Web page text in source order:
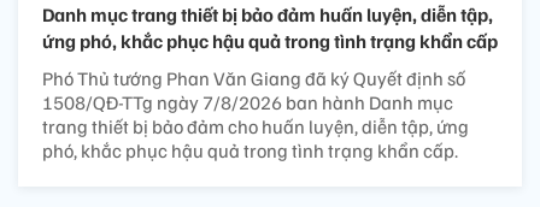
Danh mục trang thiết bị bảo đảm huấn luyện, diễn tập,
ứng phó, khắc phục hậu quả trong tình trạng khẩn cấp
Phó Thủ tướng Phan Văn Giang đã ký Quyết định số
1508/QĐ-TTg ngày 7/8/2026 ban hành Danh mục
trang thiết bị bảo đảm cho huấn luyện, diễn tập, ứng
phó, khắc phục hậu quả trong tình trạng khẩn cấp.